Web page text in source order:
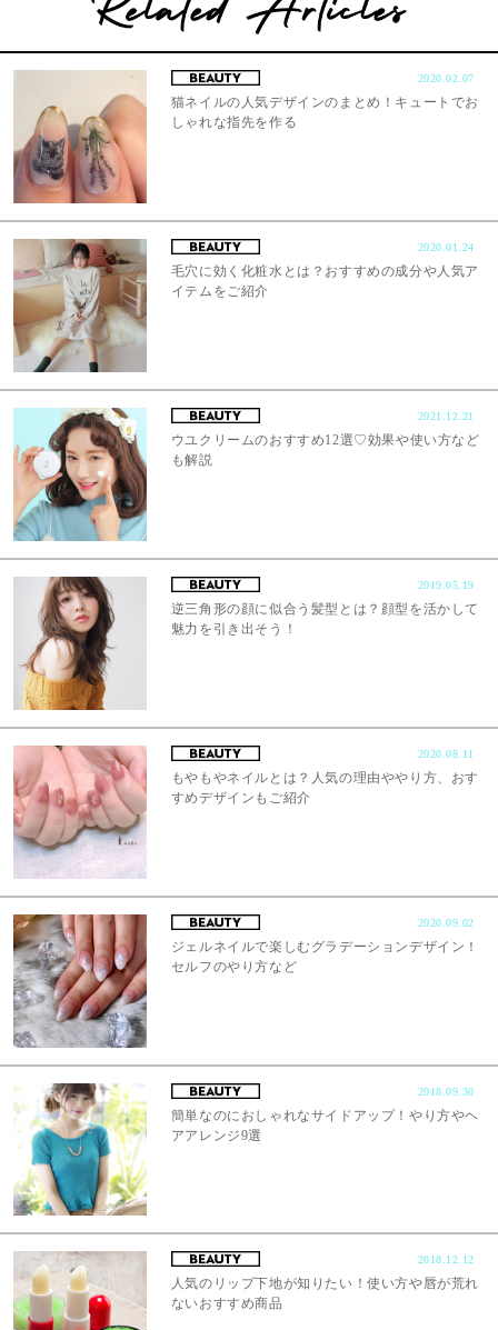
2020.02.07
猫ネイルの人気デザインのまとめ！キュートでお
しゃれな指先を作る
2020.01.24
毛穴に効く化粧水とは？おすすめの成分や人気ア
イテムをご紹介
2021.12.21
ウユクリームのおすすめ12選♡効果や使い方など
も解説
2019.05.19
逆三角形の顔に似合う髪型とは？顔型を活かして
魅力を引き出そう！
2020.08.11
もやもやネイルとは？人気の理由ややり方、おす
すめデザインもご紹介
2020.09.02
ジェルネイルで楽しむグラデーションデザイン！
セルフのやり方など
2018.09.30
簡単なのにおしゃれなサイドアップ！やり方やヘ
アアレンジ9選
2018.12.12
人気のリップ下地が知りたい！使い方や唇が荒れ
ないおすすめ商品